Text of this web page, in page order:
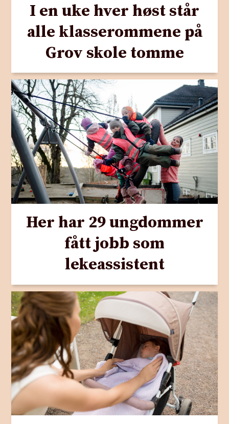
I en uke hver høst står
alle klasserommene på
Grov skole tomme
Her har 29 ungdommer
fått jobb som
lekeassistent